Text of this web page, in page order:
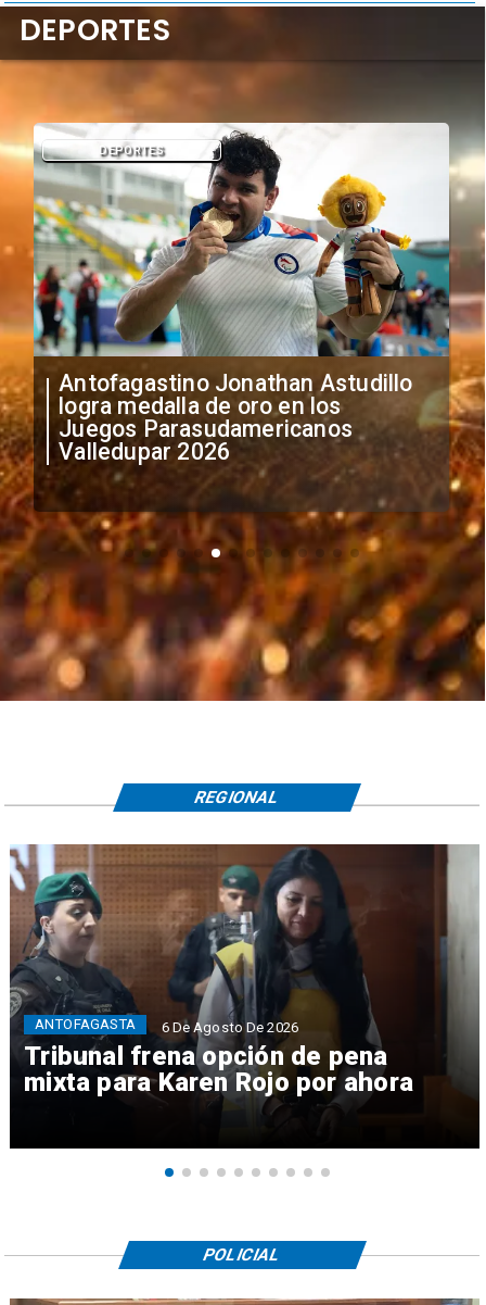
Antofagastino Jonathan Astudillo
logra medalla de oro en los
Juegos Parasudamericanos
Valledupar 2026
DEPORTES
DEPORTES
Tribunal frena opción de pena
mixta para Karen Rojo por ahora
ANTOFAGASTA 6 De Agosto De 2026
REGIONAL
POLICIAL